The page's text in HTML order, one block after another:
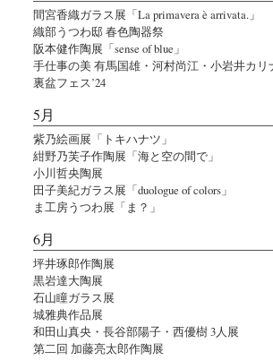
間宮香織ガラス展「La primavera è arrivata.」
織部うつわ邸 春色陶器祭
阪本健作陶展「sense of blue」
手仕事の美 有馬国雄・河村尚江・小岩井カリ
裏盆フェス’24
5月
紫乃絵画展「トキハナツ」
紺野乃芙子作陶展「海と空の間で」
小川哲央陶展
田子美紀ガラス展「duologue of colors」
ま工房うつわ展「ま？」
6月
坪井琢郎作陶展
黒岩達大陶展
石山瞳ガラス展
城雅典作品展
和田山真央・長谷部陽子・西優樹 3人展
第二回 加藤亮太郎作陶展